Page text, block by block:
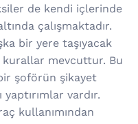
de kendi içlerinde
çalışmaktadır.
bir yere taşıyacak
kurallar mevcuttur. Bu
şoförün şikayet
vardır.
kullanımından